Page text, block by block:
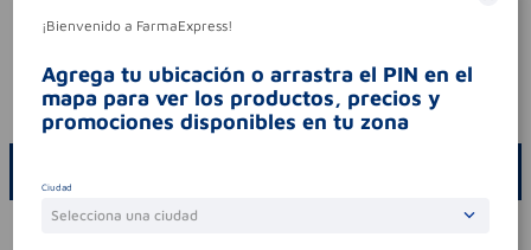
tipo de producto electroliticas
Aviso legal
codigo invima rsa-0027200-2023
¡Bienvenido a FarmaExpress!
Agrega tu ubicación o arrastra el PIN en el
mapa para ver los productos, precios y
promociones disponibles en tu zona
Ciudad
Selecciona una ciudad